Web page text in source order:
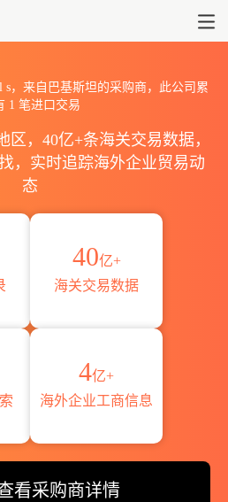
s，来自巴基斯坦的采购商，此公司累
1 笔进口交易
区，40亿+条海关交易数据，
，实时追踪海外企业贸易动
态
40亿+
海关交易数据
4亿+
海外企业工商信息
看采购商详情